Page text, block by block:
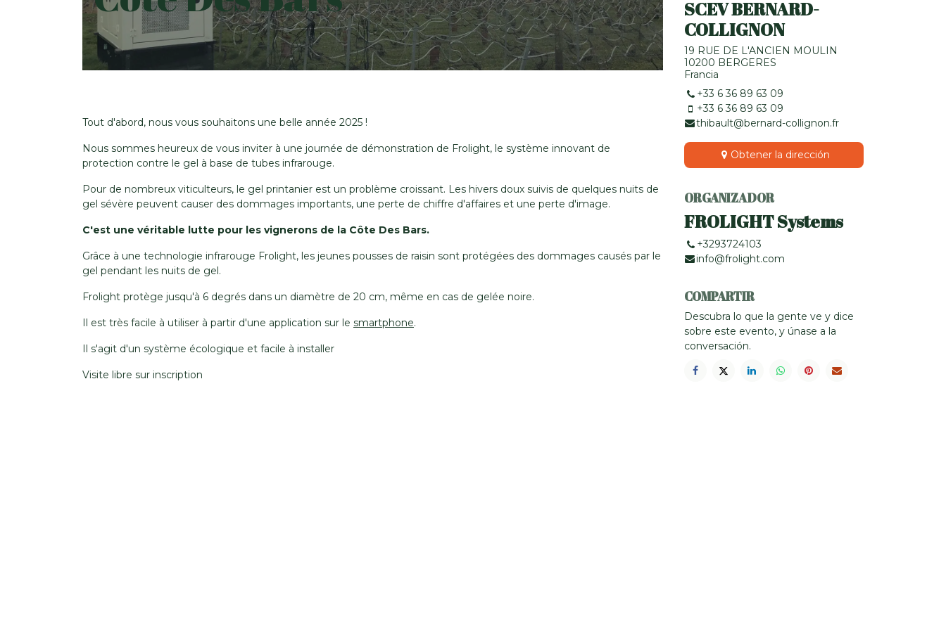
Tout d'abord, nous vous souhaitons une belle année 2025 !
Nous sommes heureux de vous inviter à une journée de démonstration de Frolight, le système innovant de
protection contre le gel à base de tubes infrarouge.
Pour de nombreux viticulteurs, le gel printanier est un problème croissant. Les hivers doux suivis de quelques nuits de
gel sévère peuvent causer des dommages importants, une perte de chiffre d'affaires et une perte d'image.
C'est une véritable lutte pour les vignerons de la Côte Des Bars.
Grâce à une technologie infrarouge Frolight, les jeunes pousses de raisin sont protégées des dommages causés par le
gel pendant les nuits de gel.
Frolight protège jusqu'à 6 degrés dans un diamètre de 20 cm, même en cas de gelée noire.
Il est très facile à utiliser à partir d'une application sur le smartphone.
Il s'agit d'un système écologique et facile à installer
Visite libre sur inscription
SCEV BERNARD-
COLLIGNON
19 RUE DE L'ANCIEN MOULIN
10200 BERGERES
Francia
+33 6 36 89 63 09
+33 6 36 89 63 09
thibault@bernard-collignon.fr
Obtener la dirección
ORGANIZADOR
FROLIGHT Systems
+3293724103
info@frolight.com
COMPARTIR
Descubra lo que la gente ve y dice
sobre este evento, y únase a la
conversación.